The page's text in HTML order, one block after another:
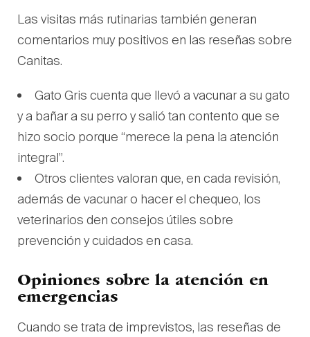
Las visitas más rutinarias también generan
comentarios muy positivos en las reseñas sobre
Canitas.
Gato Gris cuenta que llevó a vacunar a su gato
y a bañar a su perro y salió tan contento que se
hizo socio porque “merece la pena la atención
integral”.
Otros clientes valoran que, en cada revisión,
además de vacunar o hacer el chequeo, los
veterinarios den consejos útiles sobre
prevención y cuidados en casa.
Opiniones sobre la atención en
emergencias
Cuando se trata de imprevistos, las reseñas de